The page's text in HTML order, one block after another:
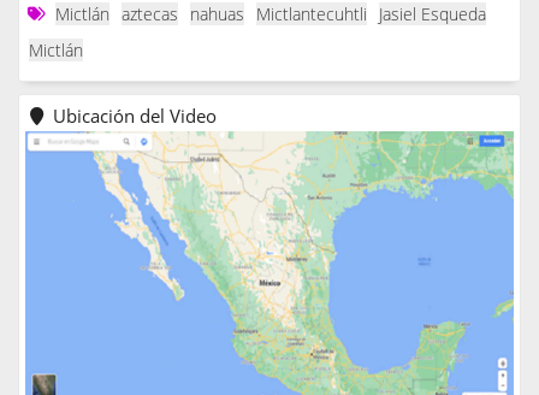
Mictlán aztecas nahuas Mictlantecuhtli
Jasiel Esqueda
Mictlán
Ubicación del Video